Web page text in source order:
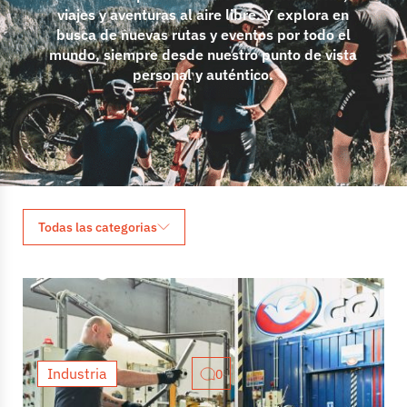
viajes y aventuras al aire libre. Y explora en
busca de nuevas rutas y eventos por todo el
mundo, siempre desde nuestro punto de vista
personal y auténtico.
Todas las categorias
Industria 0